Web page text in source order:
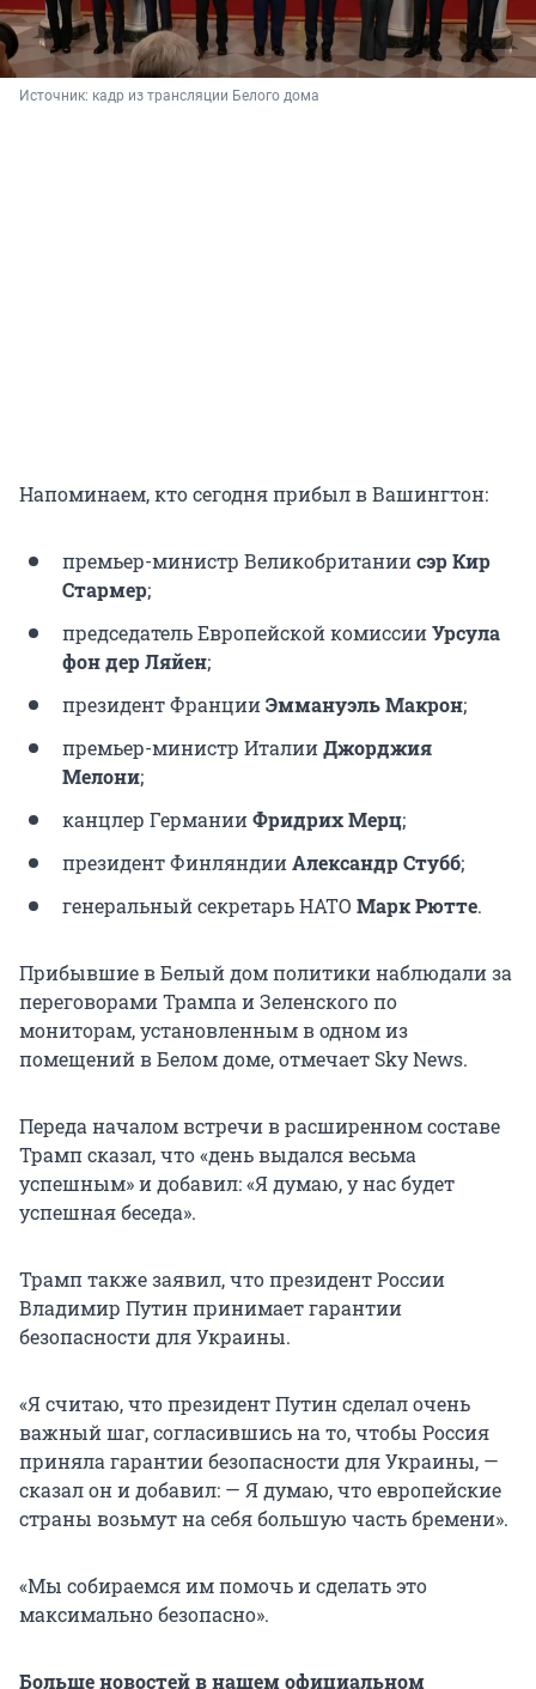
Источник: кадр из трансляции Белого дома
Напоминаем, кто сегодня прибыл в Вашингтон:
премьер-министр Великобританиисэр Кир
Стармер;
председатель Европейской комиссииУрсула
фон дер Ляйен;
президент ФранцииЭммануэль Макрон;
премьер-министр ИталииДжорджия
Мелони;
канцлер ГерманииФридрих Мерц;
президент ФинляндииАлександр Стубб;
генеральный секретарь НАТО Марк Рютте.
Прибывшие в Белый дом политики наблюдали за
переговорами Трампа и Зеленского по
мониторам, установленным в одном из
помещений в Белом доме, отмечает Sky News.
Переда началом встречи в расширенном составе
Трамп сказал, что «день выдался весьма
успешным» и добавил: «Я думаю, у нас будет
успешная беседа».
Трамп также заявил, что президент России
Владимир Путин принимает гарантии
безопасности для Украины.
«Я считаю, что президент Путин сделал очень
важный шаг, согласившись на то, чтобы Россия
приняла гарантии безопасности для Украины, —
сказал он и добавил: — Я думаю, что европейские
страны возьмут на себя большую часть бремени».
«Мы собираемся им помочь и сделать это
максимально безопасно».
Больше новостей в нашем официальном